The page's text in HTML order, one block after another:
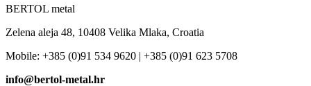
BERTOL metal
Zelena aleja 48, 10408 Velika Mlaka, Croatia
Mobile: +385 (0)91 534 9620 | +385 (0)91 623 5708
info@bertol-metal.hr